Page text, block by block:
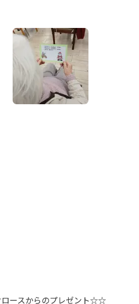
ロースからのプレゼント☆☆